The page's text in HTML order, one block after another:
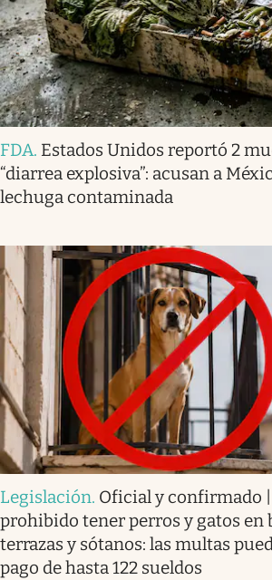
FDA. Estados Unidos reportó 2
“diarrea explosiva”: acusan a
lechuga contaminada
Legislación. Oficial y confirmado
prohibido tener perros y gatos en
terrazas y sótanos: las multas
pago de hasta 122 sueldos